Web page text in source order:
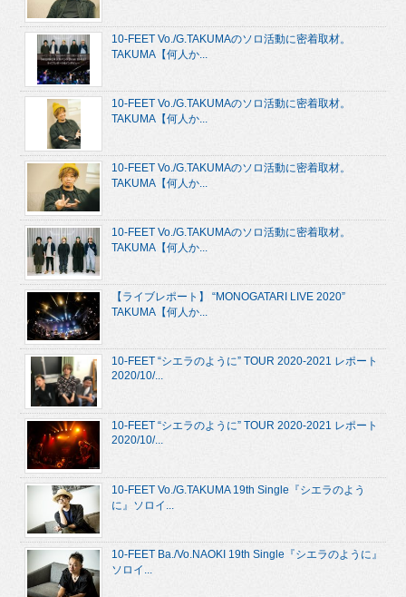
10-FEET Vo./G.TAKUMAのソロ活動に密着取材。
TAKUMA【何人か...
10-FEET Vo./G.TAKUMAのソロ活動に密着取材。
TAKUMA【何人か...
10-FEET Vo./G.TAKUMAのソロ活動に密着取材。
TAKUMA【何人か...
10-FEET Vo./G.TAKUMAのソロ活動に密着取材。
TAKUMA【何人か...
【ライブレポート】 “MONOGATARI LIVE 2020”
TAKUMA【何人か...
10-FEET “シエラのように” TOUR 2020-2021 レポート
2020/10/...
10-FEET “シエラのように” TOUR 2020-2021 レポート
2020/10/...
10-FEET Vo./G.TAKUMA 19th Single『シエラのよう
に』ソロイ...
10-FEET Ba./Vo.NAOKI 19th Single『シエラのように』
ソロイ...